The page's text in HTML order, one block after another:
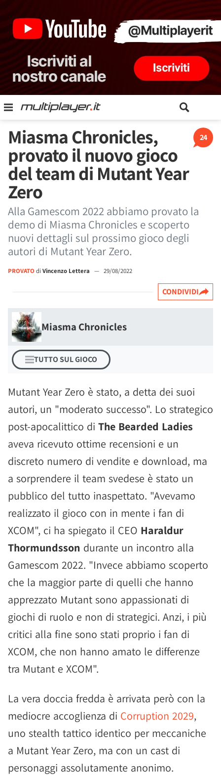
24
Miasma Chronicles,
provato il nuovo gioco
del team di Mutant Year
Zero
Alla Gamescom 2022 abbiamo provato la
demo di Miasma Chronicles e scoperto
nuovi dettagli sul prossimo gioco degli
autori di Mutant Year Zero.
PROVATO di Vincenzo Lettera — 29/08/2022
CONDIVIDI
Miasma Chronicles
TUTTO SUL GIOCO
Mutant Year Zero è stato, a detta dei suoi
autori, un "moderato successo". Lo strategico
post-apocalittico di The Bearded Ladies
aveva ricevuto ottime recensioni e un
discreto numero di vendite e download, ma
a sorprendere il team svedese è stato un
pubblico del tutto inaspettato. "Avevamo
realizzato il gioco con in mente i fan di
XCOM", ci ha spiegato il CEO Haraldur
Thormundsson durante un incontro alla
Gamescom 2022. "Invece abbiamo scoperto
che la maggior parte di quelli che hanno
apprezzato Mutant sono appassionati di
giochi di ruolo e non di strategici. Anzi, i più
critici alla fine sono stati proprio i fan di
XCOM, che non hanno amato le differenze
tra Mutant e XCOM".
La vera doccia fredda è arrivata però con la
mediocre accoglienza di Corruption 2029,
uno stealth tattico identico per meccaniche
a Mutant Year Zero, ma con un cast di
personaggi assolutamente anonimo.